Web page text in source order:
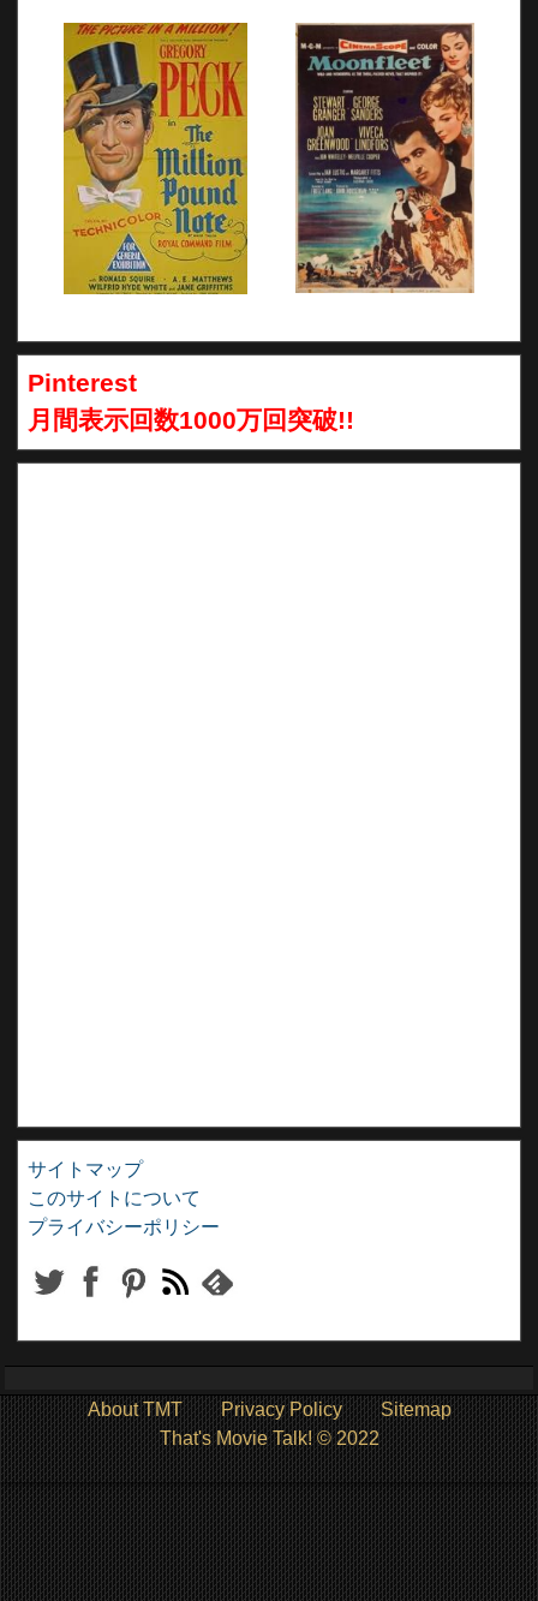
Pinterest
月間表示回数1000万回突破!!
サイトマップ
このサイトについて
プライバシーポリシー
About TMT Privacy Policy
Sitemap
That's Movie Talk! © 2022